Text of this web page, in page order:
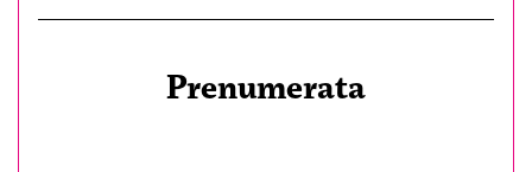
Prenumerata